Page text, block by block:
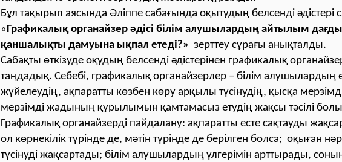
Бұл тақырып аясында Әліппе сабағында оқытудың белсенді әдістері
«Графикалық органайзер әдісі білім алушылардың айтылым
қаншалықты дамуына ықпал етеді?» зерттеу сұрағы анықталды.
Сабақты өткізуде оқудың белсенді әдістерінен графикалық
таңдадық. Себебі, графикалық органайзерлер – білім алушылардың
жүйелеудің, ақпаратты көзбен көру арқылы түсінудің, қысқа
мерзімді жадының құрылымын қамтамасыз етудің жақсы тәсілі
Графикалық органайзерді пайдалану: ақпаратты есте сақтауды
ол көрнекілік түрінде де, мәтін түрінде де берілген болса; оқыған
түсінуді жақсартады; білім алушылардың үлгерімін арттырады,